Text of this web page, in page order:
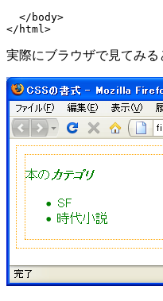
  </body>
実際にブラウザで見てみる